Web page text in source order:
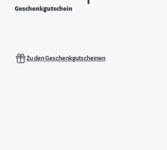
Geschenkgutschein
Zu den Geschenkgutscheinen